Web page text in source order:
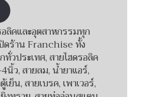
ลิคและอุตสาหกรรมทุก
ดร้าน Franchise ทั้ง
วประเทศ, สายไฮดรอลิค
ว, สายลม, น้ำยาแอร์,
ย็น, สายเบรค, เพาเวอร์,